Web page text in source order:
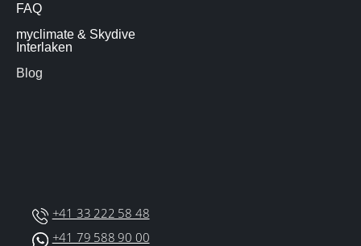
FAQ
myclimate & Skydive
Interlaken
Blog
+41 33 222 58 48
+41 79 588 90 00